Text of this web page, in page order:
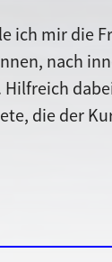
ich mir die
nach
die der